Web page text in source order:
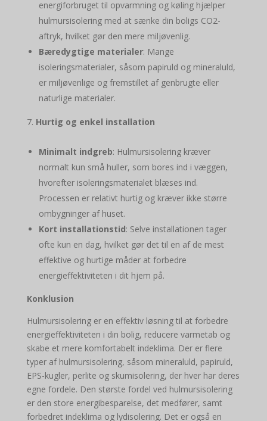
energiforbruget til opvarmning og køling hjælper
hulmursisolering med at sænke din boligs CO2-
aftryk, hvilket gør den mere miljøvenlig.
Bæredygtige materialer: Mange
isoleringsmaterialer, såsom papiruld og mineraluld,
er miljøvenlige og fremstillet af genbrugte eller
naturlige materialer.
Hurtig og enkel installation
Minimalt indgreb: Hulmursisolering kræver
normalt kun små huller, som bores ind i væggen,
hvorefter isoleringsmaterialet blæses ind.
Processen er relativt hurtig og kræver ikke større
ombygninger af huset.
Kort installationstid: Selve installationen tager
ofte kun en dag, hvilket gør det til en af de mest
effektive og hurtige måder at forbedre
energieffektiviteten i dit hjem på.
Konklusion
Hulmursisolering er en effektiv løsning til at forbedre
energieffektiviteten i din bolig, reducere varmetab og
skabe et mere komfortabelt indeklima. Der er flere
typer af hulmursisolering, såsom mineraluld, papiruld,
EPS-kugler, perlite og skumisolering, der hver har deres
egne fordele. Den største fordel ved hulmursisolering
er den store energibesparelse, det medfører, samt
forbedret indeklima og lydisolering. Det er også en